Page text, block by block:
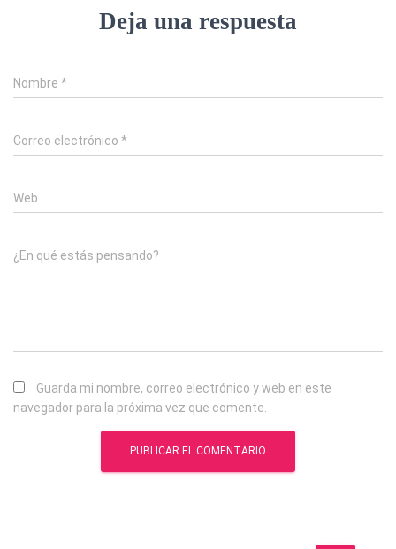
Deja una respuesta
Nombre *
Correo electrónico *
Web
¿En qué estás pensando?
Guarda mi nombre, correo electrónico y web en este
navegador para la próxima vez que comente.